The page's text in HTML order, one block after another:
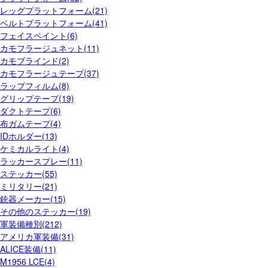
レッグプラットフォーム(21)
ベルトプラットフォーム(41)
フェイスペイント(6)
カモフラージュネット(11)
カモブラインド(2)
カモフラージュテープ(37)
ラップフィルム(8)
グリップテープ(19)
ダクトテープ(6)
布ガムテープ(4)
IDホルダー(13)
ケミカルライト(4)
ラッカースプレー(11)
ステッカー(55)
ミリタリー(21)
銃器メーカー(15)
その他のステッカー(19)
軍装備種別(212)
アメリカ軍装備(31)
ALICE装備(11)
M1956 LCE(4)